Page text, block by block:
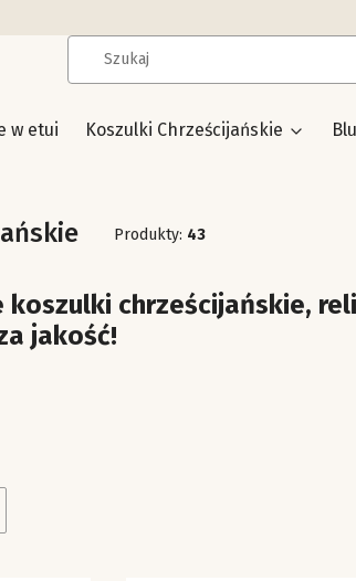
w etui Koszulki Chrześcijańskie
Produkty: 43
koszulki chrześcijańskie,
jakość!